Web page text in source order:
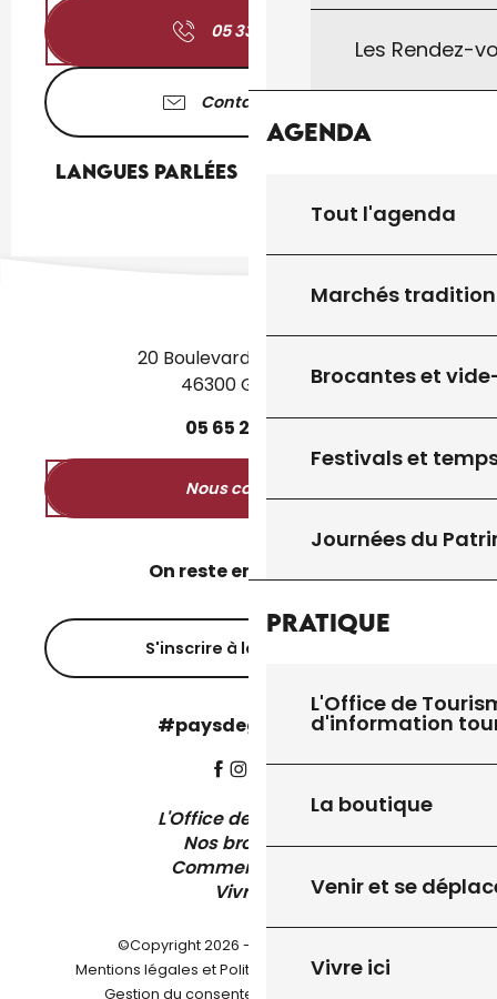
Les Rendez-
Agenda
Tout l'agenda
Marchés
Brocantes et
Festivals et
Journées du
Pratique
L'Office de
d'information
La boutique
Venir et se
Vivre ici
05 33 09 27
Contactez-nous
Langues parlées
Langues parlées
20 Boulevard des Martyrs
46300 Gourdon
05 65 27
Nous contacter
On reste en contact ?
S'inscrire à la newsletter
#paysdegourdon !
L'Office de Tourisme
Nos brochures
Comment venir ?
Vivre ici
©Copyright 2026 - Pays de Gourdon
Mentions légales et Politique de confidentialité
Gestion du consentement